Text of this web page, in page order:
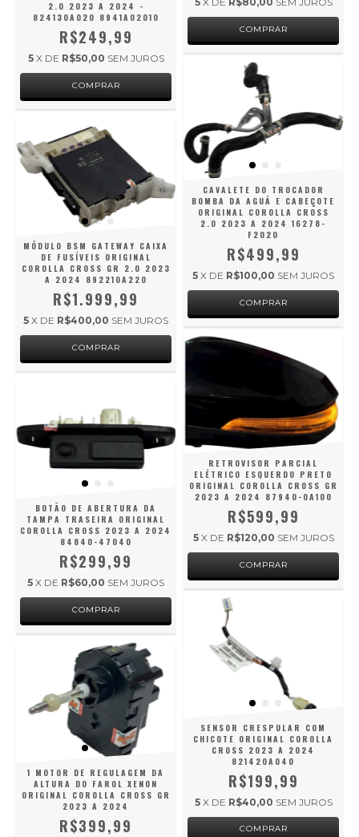
2.0 2023 A 2024 -
824130A020 8941A02010
R$249,99
5 X DE R$50,00 SEM JUROS
MÓDULO BSM GATEWAY CAIXA
DE FUSÍVEIS ORIGINAL
COROLLA CROSS GR 2.0 2023
A 2024 892210A220
R$1.999,99
5 X DE R$400,00 SEM JUROS
CAVALETE DO TROCADOR
BOMBA DA AGUÁ E CABEÇOTE
ORIGINAL COROLLA CROSS
2.0 2023 A 2024 16278-
F2020
R$499,99
5 X DE R$100,00 SEM JUROS
BOTÃO DE ABERTURA DA
TAMPA TRASEIRA ORIGINAL
COROLLA CROSS 2023 A 2024
84840-47040
R$299,99
5 X DE R$60,00 SEM JUROS
RETROVISOR PARCIAL
ELÉTRICO ESQUERDO PRETO
ORIGINAL COROLLA CROSS GR
2023 A 2024 87940-0A100
R$599,99
5 X DE R$120,00 SEM JUROS
1 MOTOR DE REGULAGEM DA
ALTURA DO FAROL XENON
ORIGINAL COROLLA CROSS GR
2023 A 2024
R$399,99
SENSOR CRESPULAR COM
CHICOTE ORIGINAL COROLLA
CROSS 2023 A 2024
821420A040
R$199,99
5 X DE R$40,00 SEM JUROS